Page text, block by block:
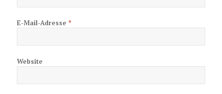
E-Mail-Adresse*
Website